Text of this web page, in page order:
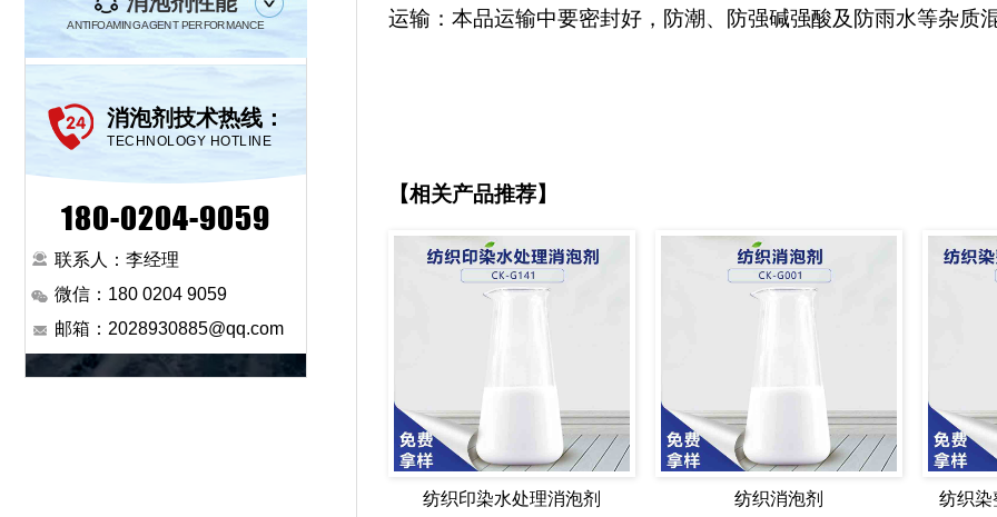
ANTIFOAMING AGENT PERFORMANCE
消泡剂技术热线：
TECHNOLOGY HOTLINE
180-0204-9059
联系人：李经理
微信：180 0204 9059
邮箱：2028930885@qq.com
运输：本品运输中要密封好，防潮、防强碱强酸及防雨水等杂质
【相关产品推荐】
纺织印染水处理消泡剂 纺织消泡剂 纺织染